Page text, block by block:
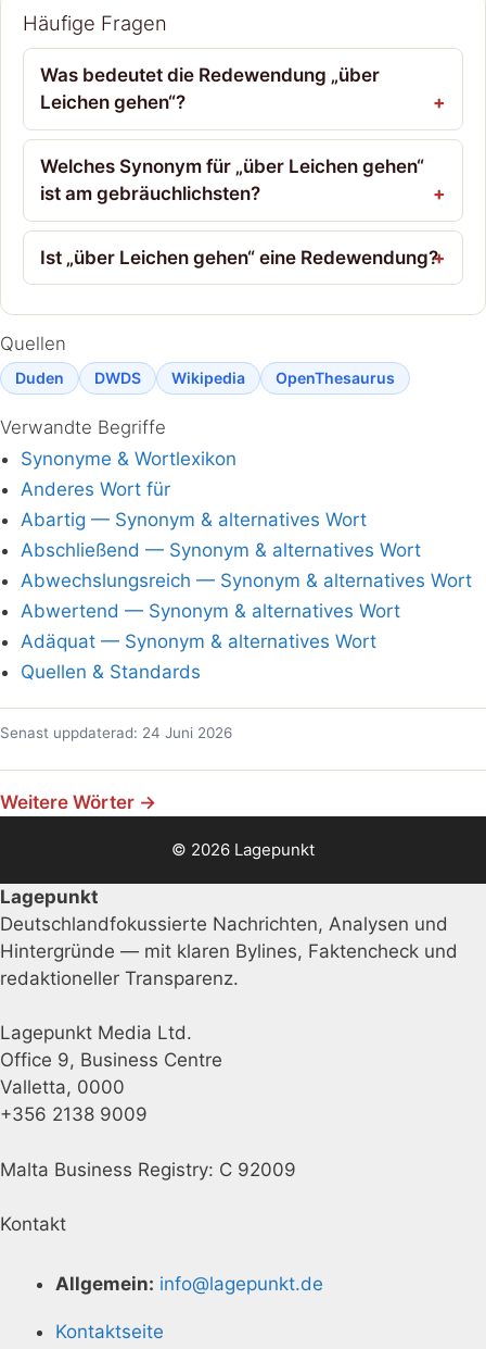
Häufige Fragen
Was bedeutet die Redewendung „über
Leichen gehen“?
Welches Synonym für „über Leichen gehen“
ist am gebräuchlichsten?
Ist „über Leichen gehen“ eine Redewendung?
Quellen
Duden DWDS Wikipedia OpenThesaurus
Verwandte Begriffe
Synonyme & Wortlexikon
Anderes Wort für
Abartig — Synonym & alternatives Wort
Abschließend — Synonym & alternatives Wort
Abwechslungsreich — Synonym & alternatives Wort
Abwertend — Synonym & alternatives Wort
Adäquat — Synonym & alternatives Wort
Quellen & Standards
Senast uppdaterad: 24 Juni 2026
Weitere Wörter →
© 2026 Lagepunkt
Lagepunkt
Deutschlandfokussierte Nachrichten, Analysen und
Hintergründe — mit klaren Bylines, Faktencheck und
redaktioneller Transparenz.
Lagepunkt Media Ltd.
Office 9, Business Centre
Valletta, 0000
+356 2138 9009
Malta Business Registry: C 92009
Kontakt
Allgemein: info@lagepunkt.de
Kontaktseite